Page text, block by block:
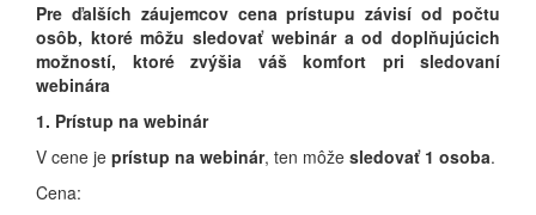
Pre ďalších záujemcov cena prístupu závisí od počtu
osôb, ktoré môžu sledovať webinár a od doplňujúcich
možností, ktoré zvýšia váš komfort pri sledovaní
webinára
1. Prístup na webinár
V cene je prístup na webinár, ten môže sledovať 1 osoba.
Cena: